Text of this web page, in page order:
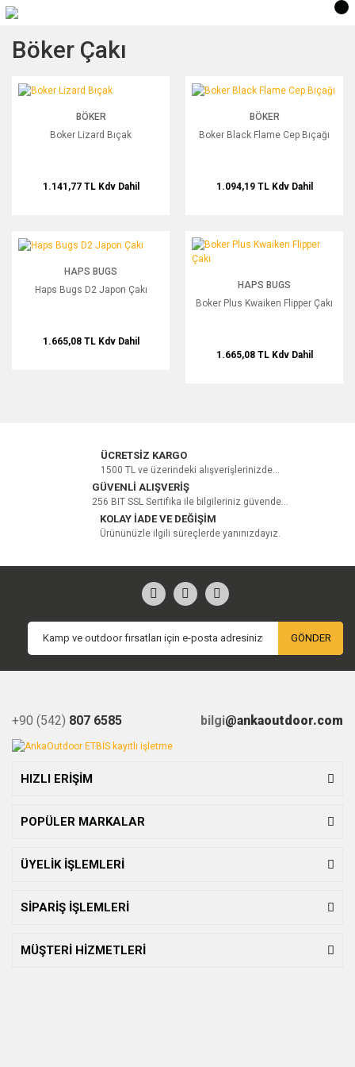
Böker Çakı
Boker Lizard Bıçak
BÖKER
Boker Lizard Bıçak
1.141,77 TL Kdv Dahil
Boker Black Flame Cep Bıçağı
BÖKER
Boker Black Flame Cep Bıçağı
1.094,19 TL Kdv Dahil
Haps Bugs D2 Japon Çakı
HAPS BUGS
Haps Bugs D2 Japon Çakı
1.665,08 TL Kdv Dahil
Boker Plus Kwaiken Flipper Çakı
HAPS BUGS
Boker Plus Kwaiken Flipper Çakı
1.665,08 TL Kdv Dahil
ÜCRETSİZ KARGO
1500 TL ve üzerindeki alışverişlerinizde...
GÜVENLİ ALIŞVERİŞ
256 BIT SSL Sertifika ile bilgileriniz güvende...
KOLAY İADE VE DEĞİŞİM
Ürününüzle ilgili süreçlerde yanınızdayız.
GÖNDER
+90 (542) 807 6585 bilgi@ankaoutdoor.com
HIZLI ERİŞİM
POPÜLER MARKALAR
ÜYELİK İŞLEMLERİ
SİPARİŞ İŞLEMLERİ
MÜŞTERİ HİZMETLERİ